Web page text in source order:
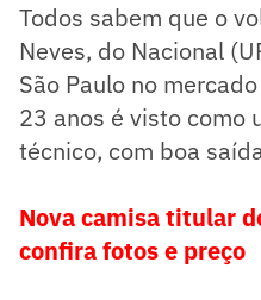
Todos sabem que o
Neves, do Nacional
São Paulo no
23 anos é visto como
técnico, com boa
Nova camisa titular
confira fotos e preço